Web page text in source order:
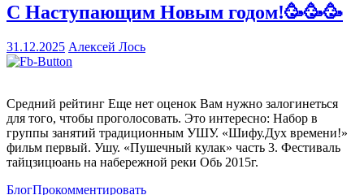
С Наступающим Новым годом!🥳🥳🥳
31.12.2025 Алексей Лось
Средний рейтинг Еще нет оценок Вам нужно залогинеться
для того, чтобы проголосовать. Это интересно: Набор в
группы занятий традиционным УШУ. «Шифу.Дух времени!»
фильм первый. Ушу. «Пушечный кулак» часть 3. Фестиваль
тайцзицюань на набережной реки Обь 2015г.
БлогПрокомментировать